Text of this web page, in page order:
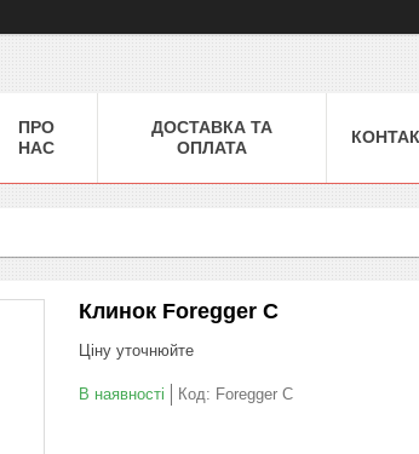
ПРО
НАС
ДОСТАВКА ТА
ОПЛАТА
Клинок Foregger C
Ціну уточнюйте
В наявності Код: Foregger C